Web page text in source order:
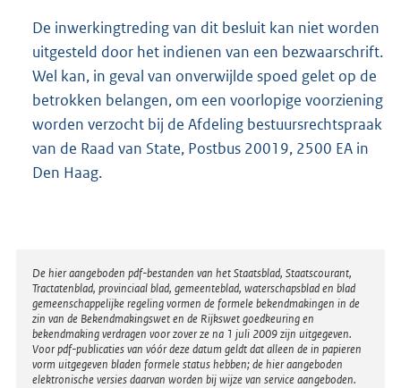
De inwerkingtreding van dit besluit kan niet worden
uitgesteld door het indienen van een bezwaarschrift.
Wel kan, in geval van onverwijlde spoed gelet op de
betrokken belangen, om een voorlopige voorziening
worden verzocht bij de Afdeling bestuursrechtspraak
van de Raad van State, Postbus 20019, 2500 EA in
Den Haag.
Disclaimer
De hier aangeboden pdf-bestanden van het Staatsblad, Staatscourant,
Tractatenblad, provinciaal blad, gemeenteblad, waterschapsblad en blad
gemeenschappelijke regeling vormen de formele bekendmakingen in de
zin van de Bekendmakingswet en de Rijkswet goedkeuring en
bekendmaking verdragen voor zover ze na 1 juli 2009 zijn uitgegeven.
Voor pdf-publicaties van vóór deze datum geldt dat alleen de in papieren
vorm uitgegeven bladen formele status hebben; de hier aangeboden
elektronische versies daarvan worden bij wijze van service aangeboden.